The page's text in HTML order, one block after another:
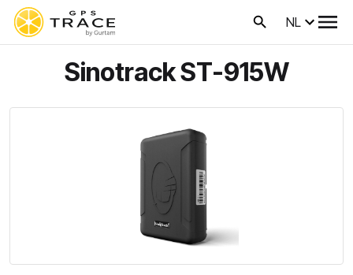
NL
Sinotrack ST-915W